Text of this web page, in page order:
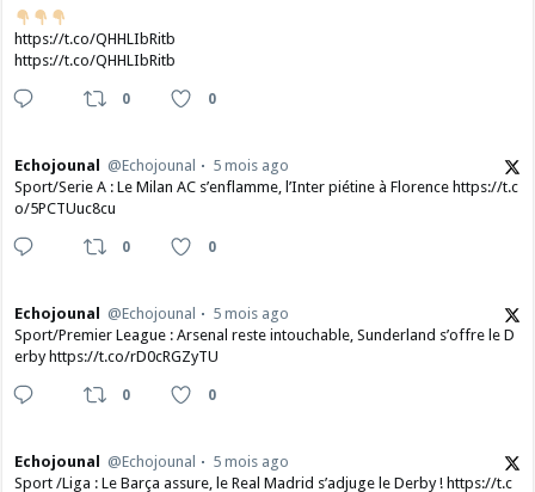
https://t.co/QHHLIbRitb
https://t.co/QHHLIbRitb
0 0
Echojounal @Echojounal
5 mois ago
Sport/Serie A : Le Milan AC s’enflamme, l’Inter piétine à Florence https://t.c
o/5PCTUuc8cu
0 0
Echojounal @Echojounal
5 mois ago
Sport/Premier League : Arsenal reste intouchable, Sunderland s’offre le D
erby https://t.co/rD0cRGZyTU
0 0
Echojounal @Echojounal
5 mois ago
Sport /Liga : Le Barça assure, le Real Madrid s’adjuge le Derby ! https://t.c